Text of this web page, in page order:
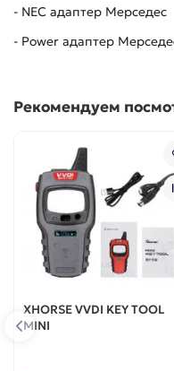
- NEC адаптер Мерседес
- Power адаптер
Рекомендуем
XHORSE VVDI KEY TOOL
MINI